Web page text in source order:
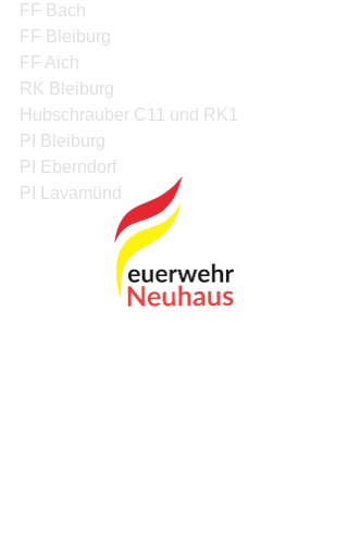
FF Bach
FF Bleiburg
FF Aich
RK Bleiburg
Hubschrauber C11 und RK1
PI Bleiburg
PI Eberndorf
PI Lavamünd